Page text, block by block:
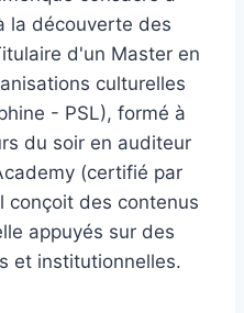
la découverte des
d'un Master en
culturelles
- PSL), formé à
du soir en auditeur
(certifié par
conçoit des contenus
appuyés sur des
et institutionnelles.